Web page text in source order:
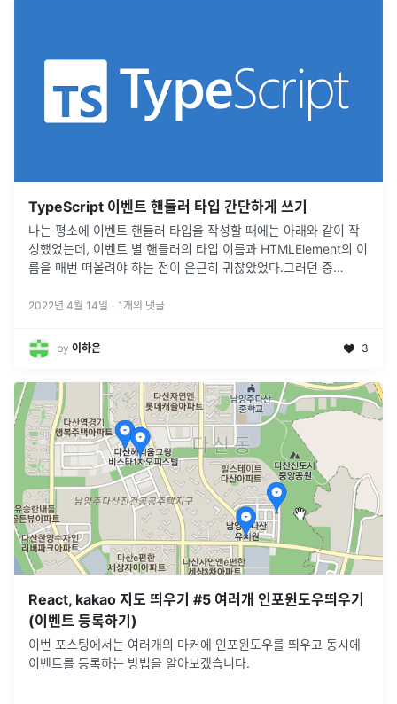
TypeScript 이벤트 핸들러 타입 간단하게 쓰기
나는 평소에 이벤트 핸들러 타입을 작성할 때에는 아래와 같이 작
성했었는데, 이벤트 별 핸들러의 타입 이름과 HTMLElement의 이
름을 매번 떠올려야 하는 점이 은근히 귀찮았었다.그러던 중
2022년 4월 14일 · 1 개의 댓글
by 이하은 3
React, kakao 지도 띄우기 #5 여러개 인포윈도우띄우기
(이벤트 등록하기)
이번 포스팅에서는 여러개의 마커에 인포윈도우를 띄우고 동시에
이벤트를 등록하는 방법을 알아보겠습니다.